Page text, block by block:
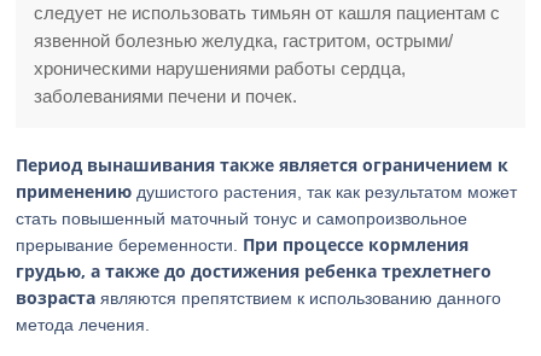
следует не использовать тимьян от кашля пациентам с
язвенной болезнью желудка, гастритом, острыми/
хроническими нарушениями работы сердца,
заболеваниями печени и почек.
Период вынашивания также является ограничением к
применению душистого растения, так как результатом может
стать повышенный маточный тонус и самопроизвольное
прерывание беременности. При процессе кормления
грудью, а также до достижения ребенка трехлетнего
возраста являются препятствием к использованию данного
метода лечения.